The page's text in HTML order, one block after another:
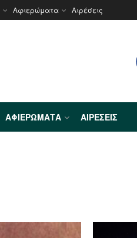
Αφιερώματα Αιρέσεις
ΑΦΙΕΡΏΜΑΤΑ ΑΙΡΈΣΕΙΣ